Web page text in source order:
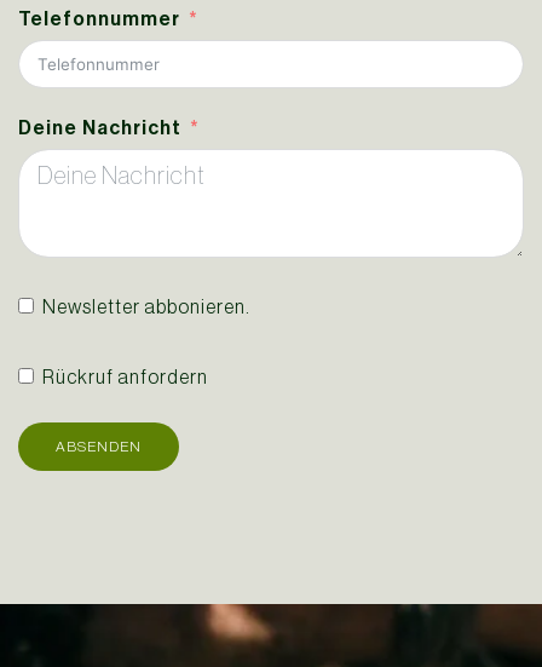
Telefonnummer
Deine Nachricht
Newsletter abbonieren.
Rückruf anfordern
ABSENDEN